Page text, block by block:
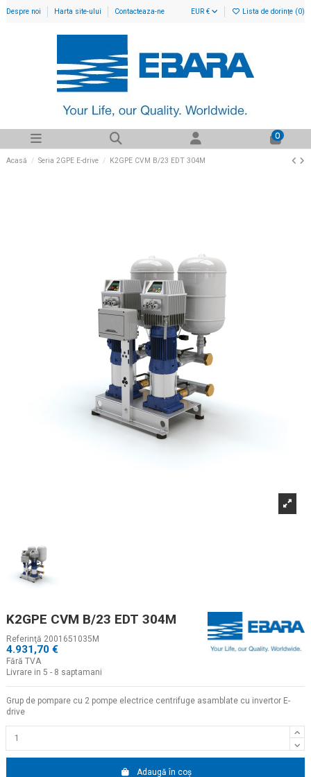
Despre noi Harta site-ului Contacteaza-ne EUR € Lista de dorințe (0)
0
Acasă Seria 2GPE E-drive K2GPE CVM B/23 EDT 304M
K2GPE CVM B/23 EDT 304M
Referinţă 2001651035M
4.931,70 €
Fără TVA
Livrare in 5 - 8 saptamani
Grup de pompare cu 2 pompe electrice centrifuge asamblate cu invertor E-
drive
Adaugă în coș